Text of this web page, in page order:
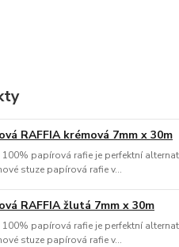
RAFFIA krémová 7mm x 30m
100% papírová rafie je perfektní
stuze papírová rafie v...
RAFFIA žlutá 7mm x 30m
100% papírová rafie je perfektní
stuze papírová rafie v...